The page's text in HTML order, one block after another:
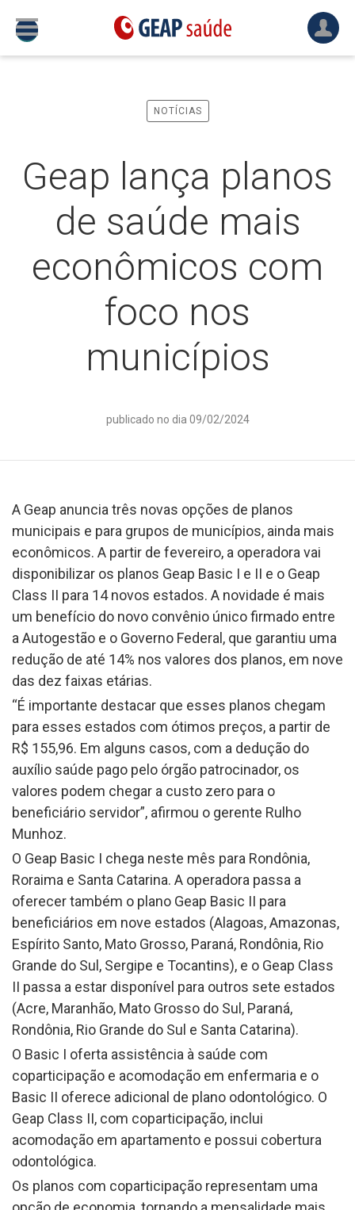
NOTÍCIAS
Geap lança planos
de saúde mais
econômicos com
foco nos
municípios
publicado no dia 09/02/2024
A Geap anuncia três novas opções de planos
municipais e para grupos de municípios, ainda mais
econômicos. A partir de fevereiro, a operadora vai
disponibilizar os planos Geap Basic I e II e o Geap
Class II para 14 novos estados. A novidade é mais
um benefício do novo convênio único firmado entre
a Autogestão e o Governo Federal, que garantiu uma
redução de até 14% nos valores dos planos, em nove
das dez faixas etárias.
“É importante destacar que esses planos chegam
para esses estados com ótimos preços, a partir de
R$ 155,96. Em alguns casos, com a dedução do
auxílio saúde pago pelo órgão patrocinador, os
valores podem chegar a custo zero para o
beneficiário servidor”, afirmou o gerente Rulho
Munhoz.
O Geap Basic I chega neste mês para Rondônia,
Roraima e Santa Catarina. A operadora passa a
oferecer também o plano Geap Basic II para
beneficiários em nove estados (Alagoas, Amazonas,
Espírito Santo, Mato Grosso, Paraná, Rondônia, Rio
Grande do Sul, Sergipe e Tocantins), e o Geap Class
II passa a estar disponível para outros sete estados
(Acre, Maranhão, Mato Grosso do Sul, Paraná,
Rondônia, Rio Grande do Sul e Santa Catarina).
O Basic I oferta assistência à saúde com
coparticipação e acomodação em enfermaria e o
Basic II oferece adicional de plano odontológico. O
Geap Class II, com coparticipação, inclui
acomodação em apartamento e possui cobertura
odontológica.
Os planos com coparticipação representam uma